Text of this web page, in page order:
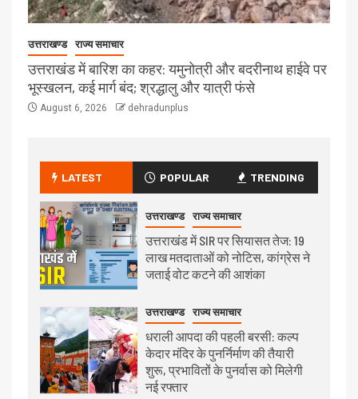
उत्तराखण्ड राज्य समाचार
उत्तराखंड में बारिश का कहर: यमुनोत्री और बदरीनाथ हाईवे पर
भूस्खलन, कई मार्ग बंद; श्रद्धालु और यात्री फंसे
August 6, 2026 dehradunplus
LATEST POPULAR TRENDING
उत्तराखण्ड राज्य समाचार
उत्तराखंड में SIR पर सियासत तेज: 19
लाख मतदाताओं को नोटिस, कांग्रेस ने
जताई वोट कटने की आशंका
उत्तराखण्ड राज्य समाचार
धराली आपदा की पहली बरसी: कल्प
केदार मंदिर के पुनर्निर्माण की तैयारी
शुरू, प्रभावितों के पुनर्वास को मिलेगी
नई रफ्तार